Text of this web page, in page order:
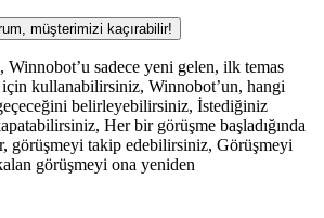
müşterimizi kaçırabilir!
Winnobot’u sadece yeni gelen, ilk temas
kullanabilirsiniz, Winnobot’un, hangi
belirleyebilirsiniz, İstediğiniz
Her bir görüşme başladığında
görüşmeyi takip edebilirsiniz, Görüşmeyi
görüşmeyi ona yeniden